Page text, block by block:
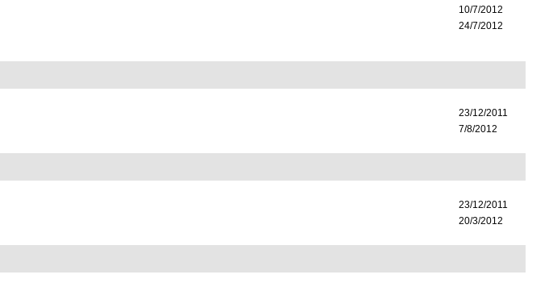
10/7/2012
24/7/2012
23/12/2011
7/8/2012
23/12/2011
20/3/2012